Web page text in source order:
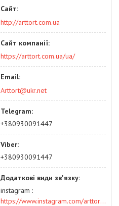
http://arttort.com.ua
https://arttort.com.ua/ua/
Arttort@ukr.net
+380930091447
+380930091447
instagram
https://www.instagram.com/arttort.com.ua/